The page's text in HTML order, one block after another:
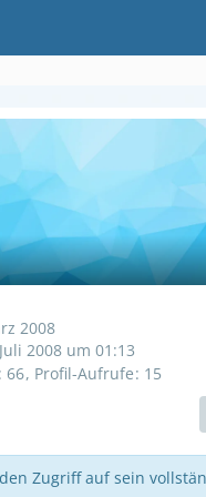
2008
2008 um 01:13
66 Profil-Aufrufe 15
Zugriff auf sein